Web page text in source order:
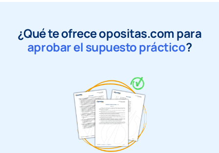
¿Qué te ofrece opositas.com para
aprobar el supuesto práctico?